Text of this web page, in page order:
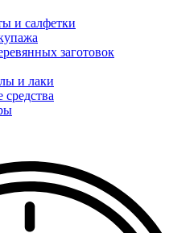
и салфетки
заготовок
и лаки